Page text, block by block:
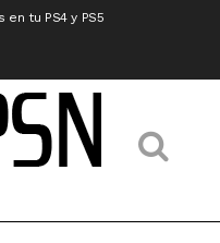
tu PS4 y PS5